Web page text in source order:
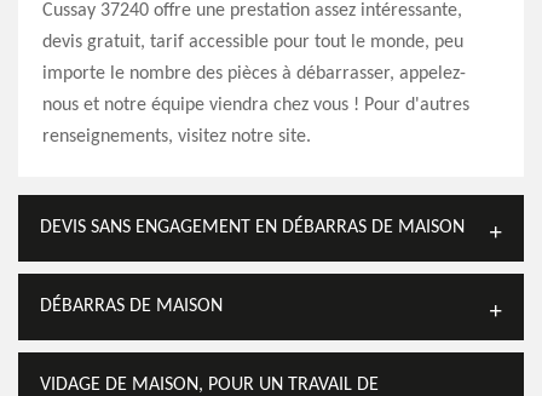
Cussay 37240 offre une prestation assez intéressante,
devis gratuit, tarif accessible pour tout le monde, peu
importe le nombre des pièces à débarrasser, appelez-
nous et notre équipe viendra chez vous ! Pour d'autres
renseignements, visitez notre site.
DEVIS SANS ENGAGEMENT EN DÉBARRAS DE MAISON
DÉBARRAS DE MAISON
VIDAGE DE MAISON, POUR UN TRAVAIL DE